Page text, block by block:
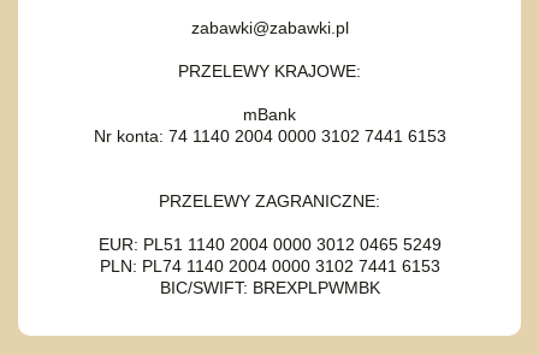
zabawki@zabawki.pl
PRZELEWY KRAJOWE:
mBank
Nr konta: 74 1140 2004 0000 3102 7441 6153
PRZELEWY ZAGRANICZNE:
EUR: PL51 1140 2004 0000 3012 0465 5249
PLN: PL74 1140 2004 0000 3102 7441 6153
BIC/SWIFT: BREXPLPWMBK